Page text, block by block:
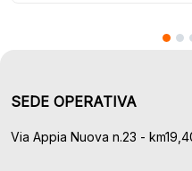
SEDE OPERATIVA
Via Appia Nuova n.23 -